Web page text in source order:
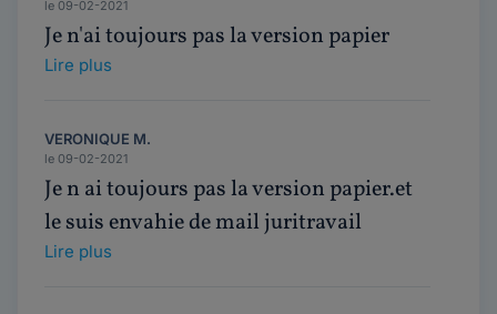
le 09-02-2021
Je n'ai toujours pas la version papier
Lire plus
VERONIQUE M.
le 09-02-2021
Je n ai toujours pas la version papier.et
le suis envahie de mail juritravail
Lire plus